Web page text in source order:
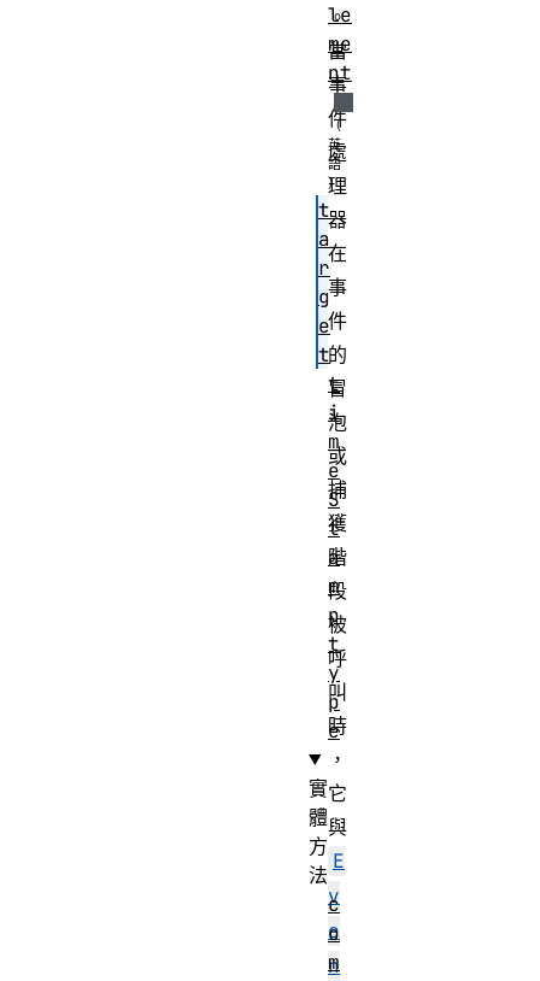
。
當
事
件
處
理
器
在
事
件
的
冒
泡
或
捕
獲
階
段
被
呼
叫
時
，
它
與
E
v
e
n
le
me
nt
t
a
r
g
e
t
t
i
m
e
S
t
a
m
p
t
y
p
e
實
體
方
法
c
o
m